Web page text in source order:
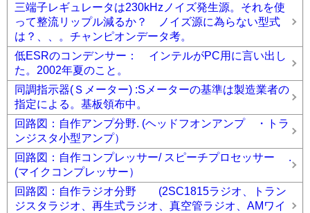
三端子レギュレータは230kHzノイズ発生源。それを使
って整流リップル減るか？ ノイズ源に為らない型式
は？、、。チャンピオンデータ考。
低ESRのコンデンサー： インテルがPC用に言い出し
た。2002年夏のこと。
同調指示器(Ｓメーター) :Sメーターの基準は製造業者の
指定による。基板領布中。
回路図：自作アンプ分野. (ヘッドフオンアンプ ・トラ
ンジスタ小型アンプ）
回路図：自作コンプレッサー/ スピーチプロセッサー .
(マイクコンプレッサー）
回路図：自作ラジオ分野 (2SC1815ラジオ、トラン
ジスタラジオ、再生式ラジオ、真空管ラジオ、AMワイ